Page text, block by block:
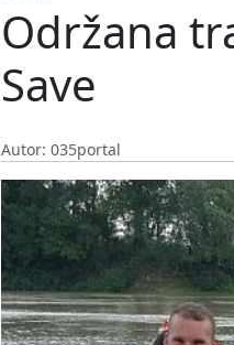
Održana
Save
Autor: 035portal